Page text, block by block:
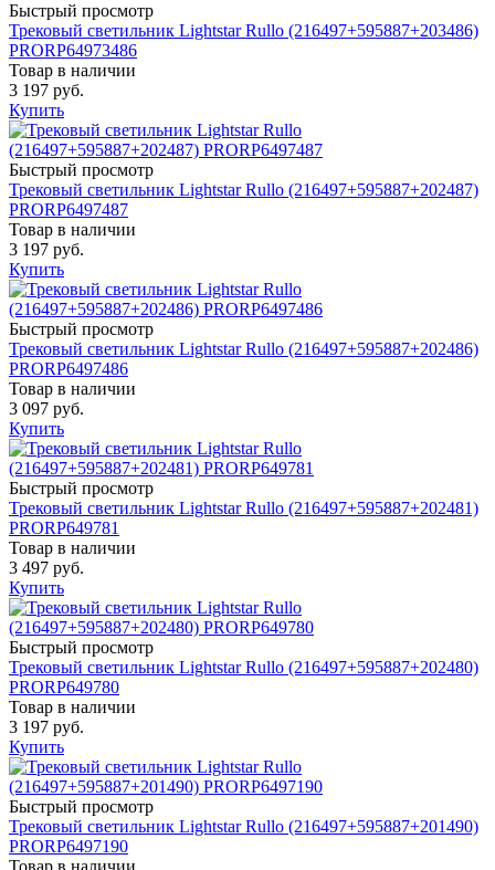
Быстрый просмотр
Трековый светильник Lightstar Rullo (216497+595887+203486)
PRORP64973486
Товар в наличии
3 197 руб.
Купить
Быстрый просмотр
Трековый светильник Lightstar Rullo (216497+595887+202487)
PRORP6497487
Товар в наличии
3 197 руб.
Купить
Быстрый просмотр
Трековый светильник Lightstar Rullo (216497+595887+202486)
PRORP6497486
Товар в наличии
3 097 руб.
Купить
Быстрый просмотр
Трековый светильник Lightstar Rullo (216497+595887+202481)
PRORP649781
Товар в наличии
3 497 руб.
Купить
Быстрый просмотр
Трековый светильник Lightstar Rullo (216497+595887+202480)
PRORP649780
Товар в наличии
3 197 руб.
Купить
Быстрый просмотр
Трековый светильник Lightstar Rullo (216497+595887+201490)
PRORP6497190